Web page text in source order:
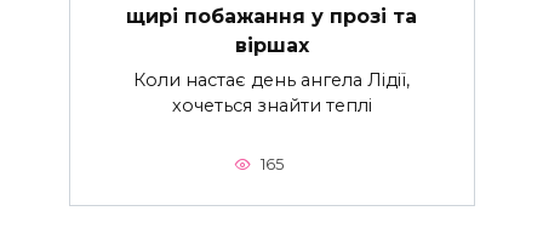
щирі побажання у прозі та
віршах
Коли настає день ангела Лідії,
хочеться знайти теплі
165